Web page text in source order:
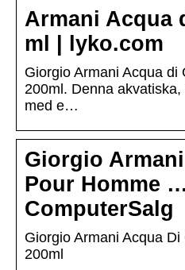
Armani Acqua
ml | lyko.com
Giorgio Armani Acqua di
200ml. Denna
med e…
Giorgio
Pour Homme
ComputerSalg
Giorgio Armani Acqua
200ml